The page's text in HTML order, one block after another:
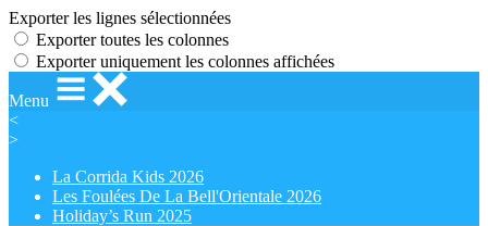
Exporter les lignes sélectionnées
Exporter toutes les colonnes
Exporter uniquement les colonnes affichées
Menu
<
>
La Corrida Kids 2026
Les Foulées De La Bell'Orientale 2026
Holiday’s Run 2025